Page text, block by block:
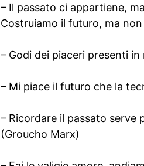
– Il passato ci appartiene,
Costruiamo il futuro, ma
– Godi dei piaceri presenti
– Mi piace il futuro che la
– Ricordare il passato serve
(Groucho Marx)